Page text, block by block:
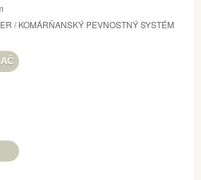
/ KOMÁRŇANSKÝ PEVNOSTNÝ SYSTÉM